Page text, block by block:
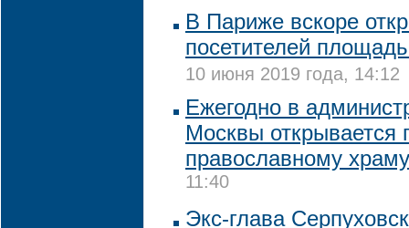
В Париже вскоре
посетителей
10 июня 2019 года, 14:12
Ежегодно в
Москвы открывается
православному храму
11:40
Экс-глава